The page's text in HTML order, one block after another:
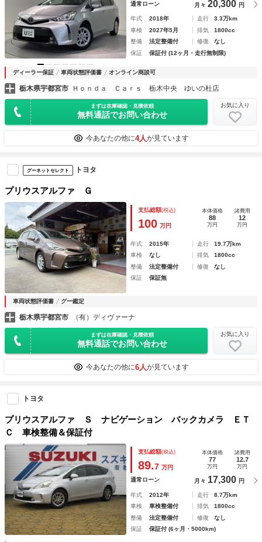
通常ローン 月々 20,300 円
年式 2018年 走行
3.3万km
車検
2027年5月 排気
1800cc
整備
法定整備付 修復
なし
保証
保証付 (12ヶ月・走行無制限)
ディーラー保証 車両状態評価書 オンライン商談可
栃木県宇都宮市 Ｈｏｎｄａ Ｃａｒｓ 栃木中央 ゆいの杜店
まずは在庫確認・見積依頼
無料通話でお問い合わせ
お気に入り
今あなたの他に4人が見ています
グーネットセレクト トヨタ
プリウスアルファ Ｇ
支払総額(税込)
100 万円
本体価格
88
万円
諸費用
12
万円
年式 2015年 走行
19.7万km
車検
なし 排気
1800cc
整備
法定整備付 修復
なし
保証
保証無
車両状態評価書 グー鑑定
栃木県宇都宮市 （有）ディヴァーナ
まずは在庫確認・見積依頼
無料通話でお問い合わせ
お気に入り
今あなたの他に6人が見ています
トヨタ
プリウスアルファ Ｓ ナビゲーション バックカメラ ＥＴ
Ｃ 車検整備＆保証付
支払総額(税込)
89.7 万円
本体価格
77
万円
諸費用
12.7
万円
通常ローン 月々 17,300 円
年式 2012年 走行
8.7万km
車検
車検整備付 排気
1800cc
整備
法定整備付 修復
なし
保証
保証付 (6ヶ月・5000km)